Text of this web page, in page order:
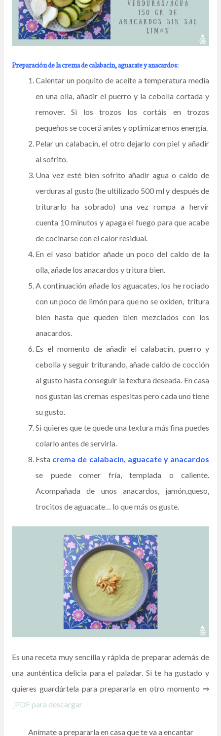
Preparación de la crema de calabacín, aguacate y anacardos:
Calentar un poquito de aceite a temperatura media
en una olla, añadir el puerro y la cebolla cortada y
remover. Si los trozos los cortáis en trozos
pequeños se cocerá antes y optimizaremos energía.
Pelar un calabacín, el otro dejarlo con piel y añadir
al sofrito.
Una vez esté bien sofrito añadir agua o caldo de
verduras al gusto (he ultilizado 500 ml y después de
triturarlo ha sobrado) una vez rompa a hervir
cuenta 10 minutos y apaga el fuego para que acabe
de cocinarse con el calor residual.
En el vaso batidor añade un poco del caldo de la
olla, añade los anacardos y tritura bien.
A continuación añade los aguacates, los he rociado
con un poco de limón para que no se oxiden, tritura
bien hasta que queden bien mezclados con los
anacardos.
Es el momento de añadir el calabacín, puerro y
cebolla y seguir triturando, añade caldo de cocción
al gusto hasta conseguir la textura deseada. En casa
nos gustan las cremas espesitas pero cada uno tiene
su gusto.
Si quieres que te quede una textura más fina puedes
colarlo antes de servirla.
Esta crema de calabacín, aguacate y anacardos
se puede comer fría, templada o caliente.
Acompañada de unos anacardos, jamón,queso,
trocitos de aguacate… lo que más os guste.
Es una receta muy sencilla y rápida de preparar además de
una aunténtica delicia para el paladar. Si te ha gustado y
quieres guardártela para prepararla en otro momento ⇒
_PDF para descargar
Anímate a prepararla en casa que te va a encantar